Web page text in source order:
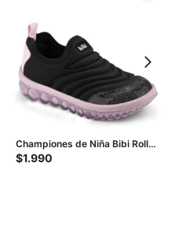
Championes de Niña Bibi Roller
2.0 - Negro - Rosado
$1.990